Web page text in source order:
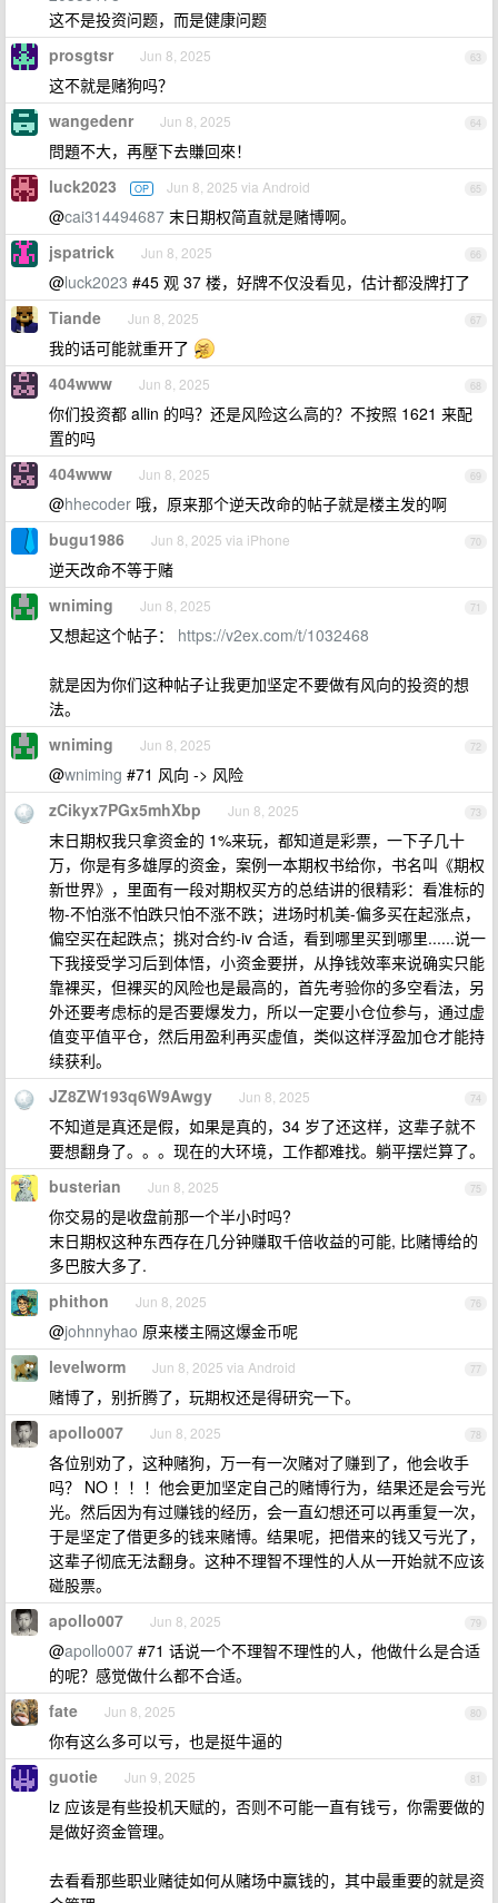
这不是投资问题，而是健康问题
63
prosgtsr Jun 8, 2025
这不就是赌狗吗？
64
wangedenr Jun 8, 2025
問題不大，再壓下去賺回來！
65
luck2023 OP Jun 8, 2025 via Android
@cai314494687 末日期权简直就是赌博啊。
66
jspatrick Jun 8, 2025
@luck2023 #45 观 37 楼，好牌不仅没看见，估计都没牌打了
67
Tiande Jun 8, 2025
我的话可能就重开了
68
404www Jun 8, 2025
你们投资都 allin 的吗？还是风险这么高的？不按照 1621 来配
置的吗
69
404www Jun 8, 2025
@hhecoder 哦，原来那个逆天改命的帖子就是楼主发的啊
70
bugu1986 Jun 8, 2025 via iPhone
逆天改命不等于赌
71
wniming Jun 8, 2025
又想起这个帖子： https://v2ex.com/t/1032468
就是因为你们这种帖子让我更加坚定不要做有风向的投资的想
法。
72
wniming Jun 8, 2025
@wniming #71 风向 -> 风险
73
zCikyx7PGx5mhXbp Jun 8, 2025
末日期权我只拿资金的 1%来玩，都知道是彩票，一下子几十
万，你是有多雄厚的资金，案例一本期权书给你，书名叫《期权
新世界》，里面有一段对期权买方的总结讲的很精彩：看准标的
物-不怕涨不怕跌只怕不涨不跌；进场时机美-偏多买在起涨点，
偏空买在起跌点；挑对合约-iv 合适，看到哪里买到哪里......说一
下我接受学习后到体悟，小资金要拼，从挣钱效率来说确实只能
靠裸买，但裸买的风险也是最高的，首先考验你的多空看法，另
外还要考虑标的是否要爆发力，所以一定要小仓位参与，通过虚
值变平值平仓，然后用盈利再买虚值，类似这样浮盈加仓才能持
续获利。
74
JZ8ZW193q6W9Awgy Jun 8, 2025
不知道是真还是假，如果是真的，34 岁了还这样，这辈子就不
要想翻身了。。。现在的大环境，工作都难找。躺平摆烂算了。
75
busterian Jun 8, 2025
你交易的是收盘前那一个半小时吗?
末日期权这种东西存在几分钟赚取千倍收益的可能, 比赌博给的
多巴胺大多了.
76
phithon Jun 8, 2025
@johnnyhao 原来楼主隔这爆金币呢
77
levelworm Jun 8, 2025 via Android
赌博了，别折腾了，玩期权还是得研究一下。
78
apollo007 Jun 8, 2025
各位别劝了，这种赌狗，万一有一次赌对了赚到了，他会收手
吗？ NO ！！！他会更加坚定自己的赌博行为，结果还是会亏光
光。然后因为有过赚钱的经历，会一直幻想还可以再重复一次，
于是坚定了借更多的钱来赌博。结果呢，把借来的钱又亏光了，
这辈子彻底无法翻身。这种不理智不理性的人从一开始就不应该
碰股票。
79
apollo007 Jun 8, 2025
@apollo007 #71 话说一个不理智不理性的人，他做什么是合适
的呢？感觉做什么都不合适。
80
fate Jun 8, 2025
你有这么多可以亏，也是挺牛逼的
81
guotie Jun 9, 2025
lz 应该是有些投机天赋的，否则不可能一直有钱亏，你需要做的
是做好资金管理。
去看看那些职业赌徒如何从赌场中赢钱的，其中最重要的就是资